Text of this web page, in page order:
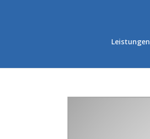
Leistungen